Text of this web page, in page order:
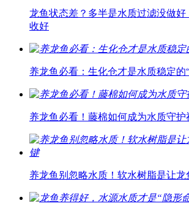
龙鱼状态差？多半是水质过滤没做
收好
养龙鱼必看：生化仓才是水质稳定的
养龙鱼必看！藤棉如何成为水质守护
养龙鱼别忽略水质！软水树脂是让